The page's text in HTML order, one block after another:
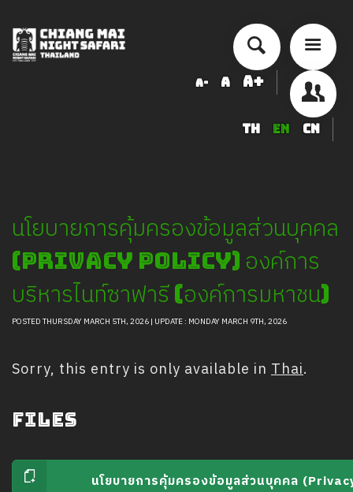
A- A A+
TH EN CN
นโยบายการคุ้มครองข้อมูลส่วนบุคคล
(Privacy Policy) องค์การ
บริหารไนท์ซาฟารี (องค์การมหาชน)
POSTED THURSDAY MARCH 5TH, 2026 | UPDATE : MONDAY MARCH 9TH, 2026
Sorry, this entry is only available in Thai.
Files
นโยบายการคุ้มครองข้อมูลส่วนบุคคล